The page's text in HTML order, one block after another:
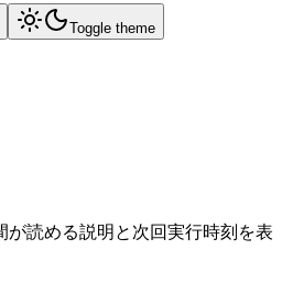
Toggle theme
が読める説明と次回実行時刻を表